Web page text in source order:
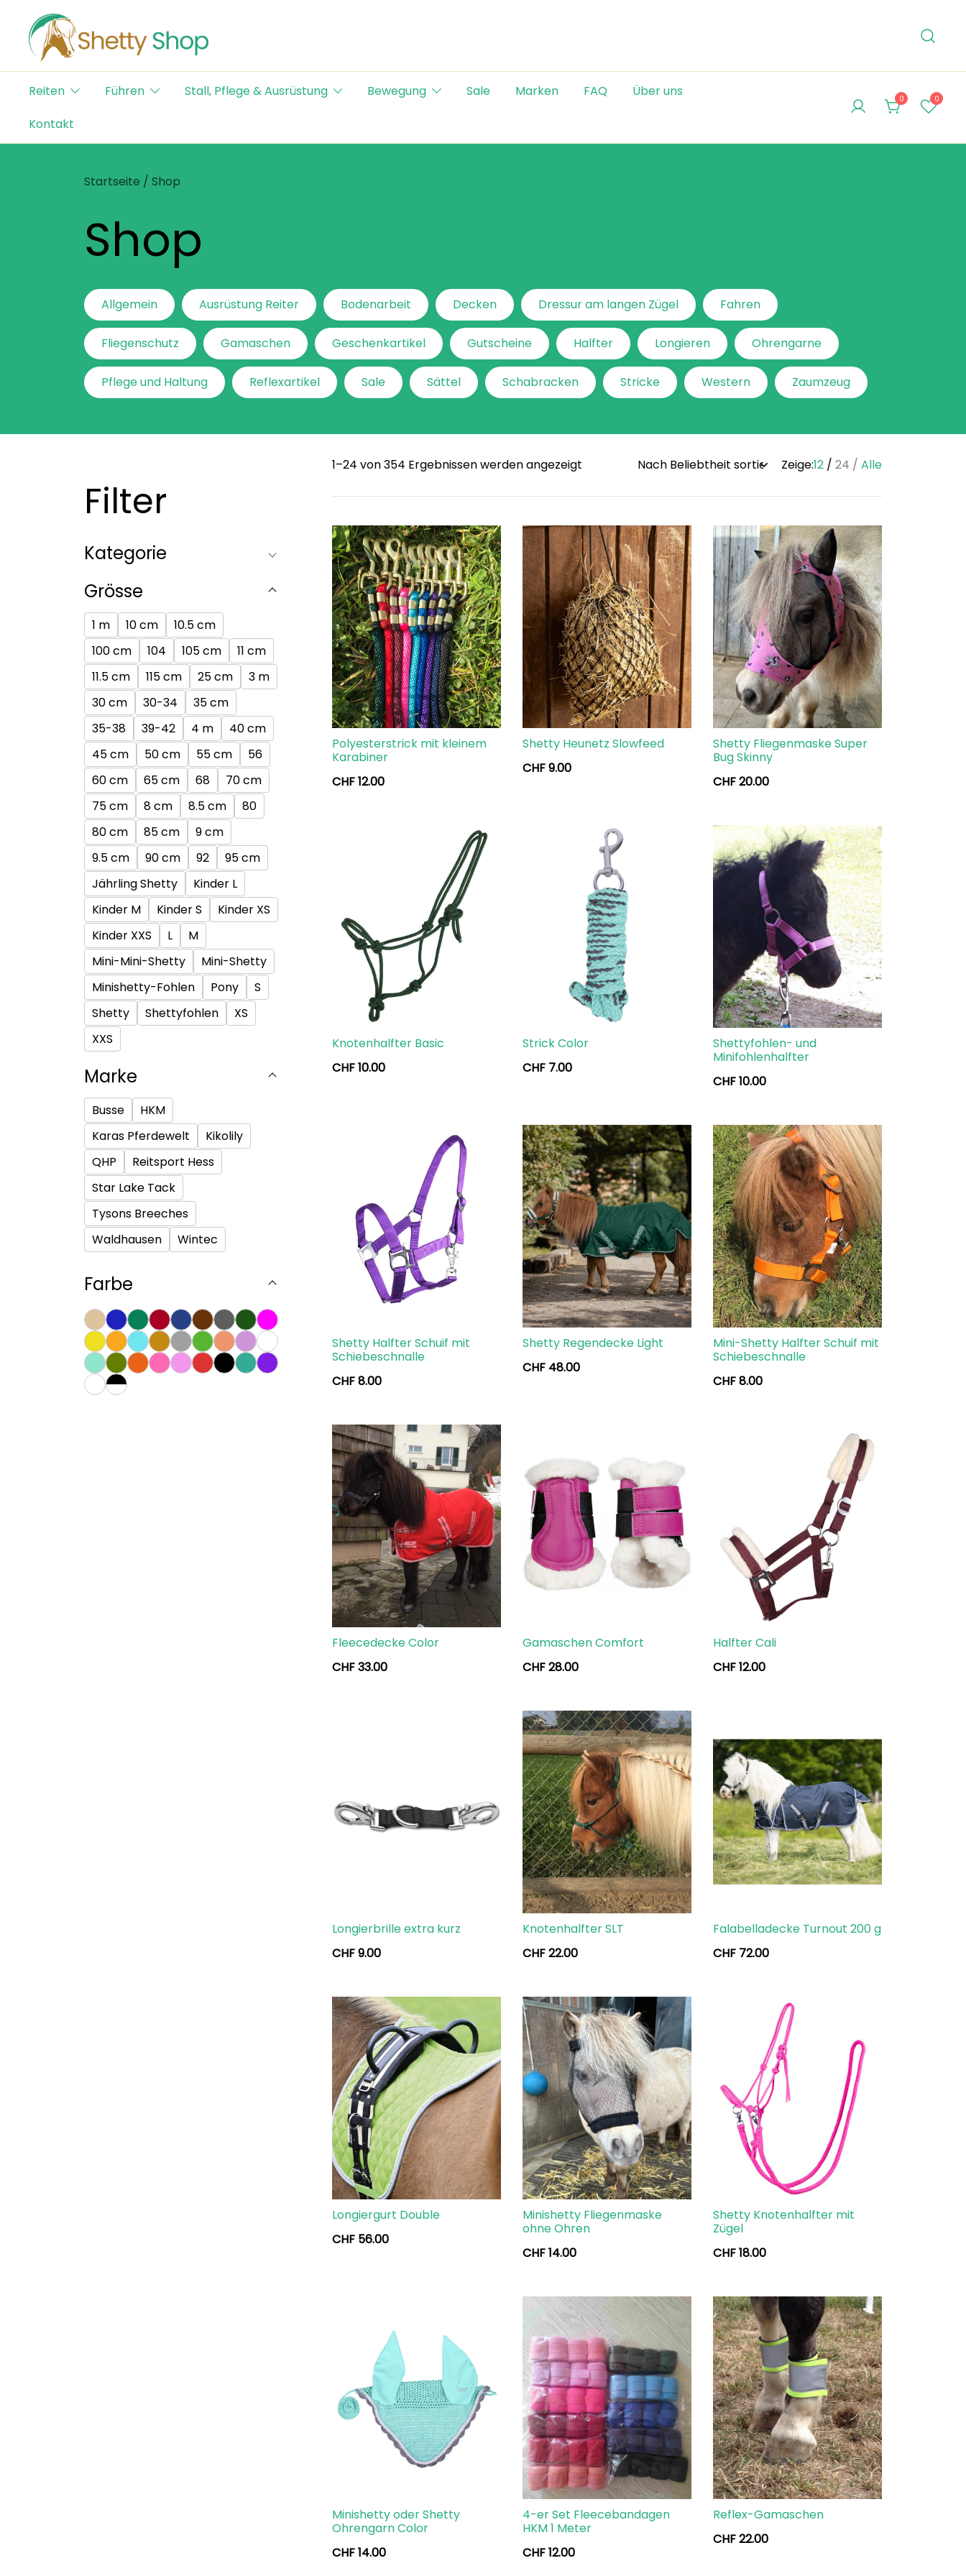
content
Shetty Shop
Der Schweizer Online Shop für Shetty-Artikel
Reiten
Führen Stall, Pflege & Ausrüstung Bewegung Sale Marken FAQ
Über uns
Kontakt
0 0
Startseite / Shop
Shop
Allgemein Ausrüstung Reiter Bodenarbeit Decken Dressur am langen Zügel Fahren
Fliegenschutz Gamaschen Geschenkartikel Gutscheine Halfter Longieren Ohrengarne
Pflege und Haltung Reflexartikel Sale Sättel Schabracken Stricke Western Zaumzeug
1–24 von 354 Ergebnissen werden angezeigt
popularity
Zeige:12 24 Alle
Polyesterstrick mit kleinem
Karabiner
CHF12.00
Shetty Heunetz Slowfeed
CHF9.00
Shetty Fliegenmaske Super
Bug Skinny
CHF20.00
Knotenhalfter Basic
CHF10.00
Strick Color
CHF 7.00
Shettyfohlen- und
Minifohlenhalfter
CHF10.00
Shetty Halfter Schuif mit
Schiebeschnalle
CHF8.00
Shetty Regendecke Light
CHF 48.00
Mini-Shetty Halfter Schuif mit
Schiebeschnalle
CHF8.00
Fleecedecke Color
CHF33.00
Gamaschen Comfort
CHF28.00
Halfter Cali
CHF12.00
Longierbrille extra kurz
CHF9.00
Knotenhalfter SLT
CHF22.00
Falabelladecke Turnout 200 g
CHF 72.00
Longiergurt Double
CHF 56.00
Minishetty Fliegenmaske
ohne Ohren
CHF14.00
Shetty Knotenhalfter mit
Zügel
CHF18.00
Minishetty oder Shetty
Ohrengarn Color
CHF14.00
4-er Set Fleecebandagen
HKM 1 Meter
CHF12.00
Reflex-Gamaschen
CHF22.00
Filter
Kategorie
Grösse
1 m 10 cm
10.5 cm
100 cm
104 105 cm
11 cm
11.5 cm
115 cm 25 cm
3 m
30 cm
30-34
35 cm
35-38
39-42 4 m
40 cm
45 cm
50 cm 55 cm
56
60 cm
65 cm 68
70 cm
75 cm
8 cm 8.5 cm
80
80 cm
85 cm
9 cm
9.5 cm
90 cm 92
95 cm
Jährling Shetty
Kinder L
Kinder M
Kinder S
Kinder XS
Kinder XXS
L
M
Mini-Mini-Shetty
Mini-Shetty
Minishetty-Fohlen
Pony
S
Shetty
Shettyfohlen
XS
XXS
Marke
Busse
HKM
Karas Pferdewelt
Kikolily
QHP
Reitsport Hess
Star Lake Tack
Tysons Breeches
Waldhausen
Wintec
Farbe